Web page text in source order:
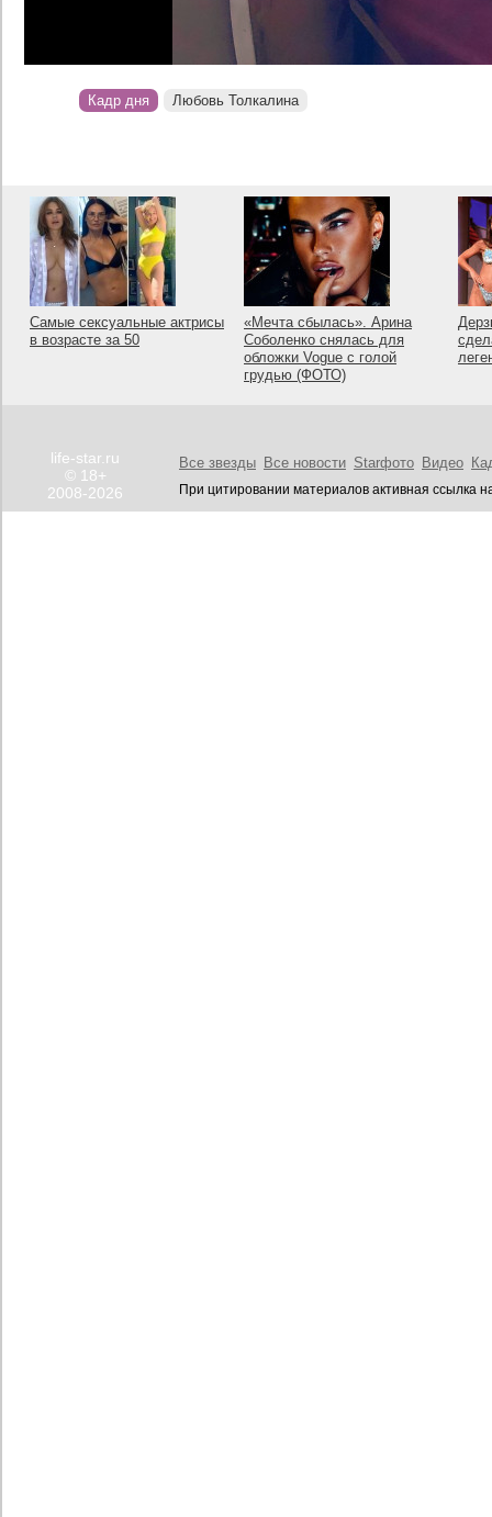
Кадр дня Любовь Толкалина
Самые сексуальные актрисы
в возрасте за 50
«Мечта сбылась». Арина
Соболенко снялась для
обложки Vogue с голой
грудью (ФОТО)
life-star.ru
© 18+
2008-2026
Все звезды Все новости Starфото Видео
При цитировании материалов активная ссылка